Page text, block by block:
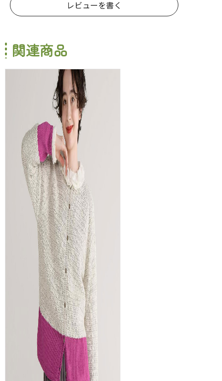
レビューを書く
関連商品